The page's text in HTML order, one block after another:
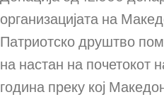
организацијата на
Патриотско друштво
на настан на почетокот
година преку кој